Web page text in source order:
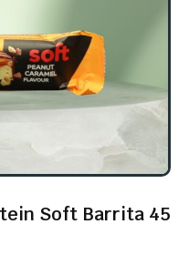
Soft Barrita 45